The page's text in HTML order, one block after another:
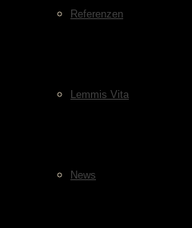
Referenzen
Lemmis Vita
News